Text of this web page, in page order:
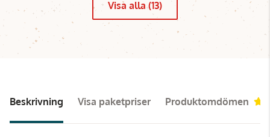
Visa alla (13)
Beskrivning Visa paketpriser Produktomdömen